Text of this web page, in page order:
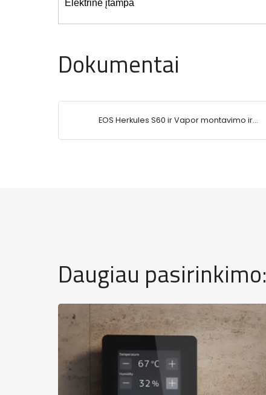
Elektrinė įtampa
Dokumentai
EOS Herkules S60 ir Vapor montavimo ir
Daugiau pasirinkimo: